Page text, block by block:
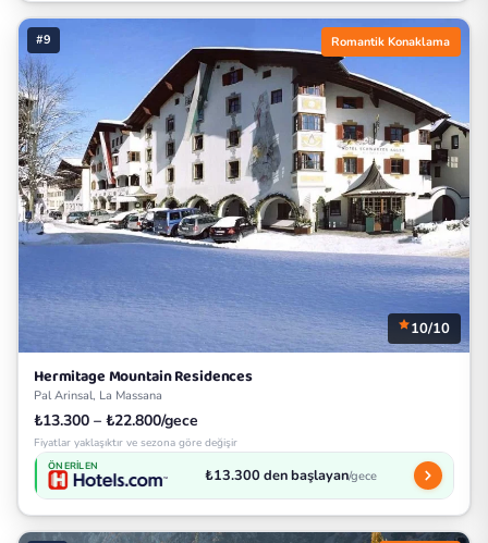
#9 Romantik Konaklama
10/10
Hermitage Mountain Residences
Pal Arinsal, La Massana
₺13.300 – ₺22.800/gece
Fiyatlar yaklaşıktır ve sezona göre değişir
ÖNERILEN ₺13.300 den başlayan/gece